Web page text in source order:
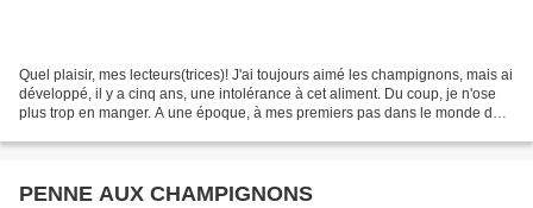
Quel plaisir, mes lecteurs(trices)! J'ai toujours aimé les champignons, mais ai
développé, il y a cinq ans, une intolérance à cet aliment. Du coup, je n'ose
plus trop en manger. A une époque, à mes premiers pas dans le monde du
PENNE AUX CHAMPIGNONS